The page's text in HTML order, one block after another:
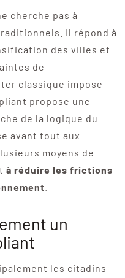
cherche pas à
Il répond à
des villes et
de
classique impose
propose une
de la logique du
avant tout aux
moyens de
à réduire les frictions
un
les citadins